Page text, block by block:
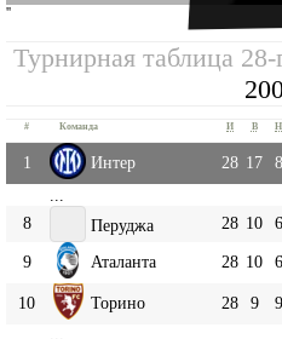
''
Турнирная таблица 28-
# Команда И В Н
1 Интер 28 17 8
8
Перуджа 28 10 6
9
Аталанта 28 10 6
10 Торино 28 9 9